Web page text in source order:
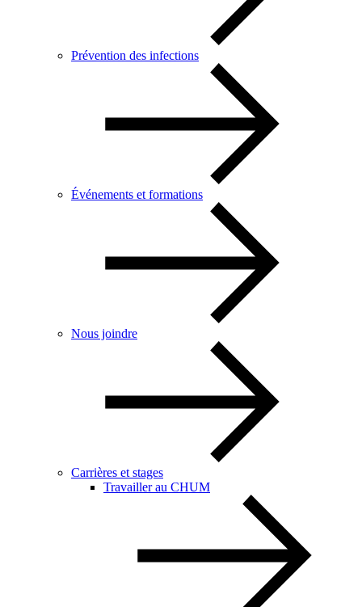
Prévention des infections
Événements et formations
Nous joindre
Carrières et stages
Travailler au CHUM